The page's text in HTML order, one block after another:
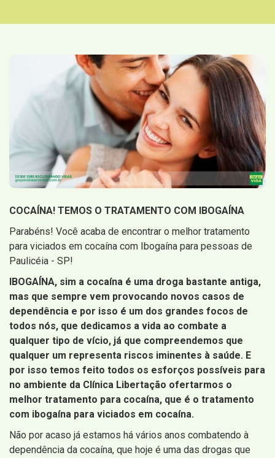
COCAÍNA! TEMOS O TRATAMENTO COM IBOGAÍNA
Parabéns! Você acaba de encontrar o melhor tratamento
para viciados em cocaína com Ibogaína para pessoas de
Paulicéia - SP!
IBOGAÍNA, sim a cocaína é uma droga bastante antiga,
mas que sempre vem provocando novos casos de
dependência e por isso é um dos grandes focos de
todos nós, que dedicamos a vida ao combate a
qualquer tipo de vício, já que compreendemos que
qualquer um representa riscos iminentes à saúde. E
por isso temos feito todos os esforços possíveis para
no ambiente da Clínica Libertação ofertarmos o
melhor tratamento para cocaína, que é o tratamento
com ibogaína para viciados em cocaína.
Não por acaso já estamos há vários anos combatendo à
dependência da cocaína, que hoje é uma das drogas que